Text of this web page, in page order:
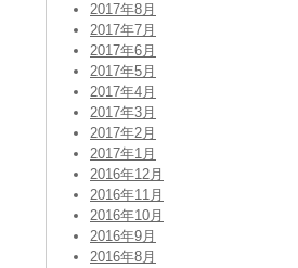
2017年8月
2017年7月
2017年6月
2017年5月
2017年4月
2017年3月
2017年2月
2017年1月
2016年12月
2016年11月
2016年10月
2016年9月
2016年8月